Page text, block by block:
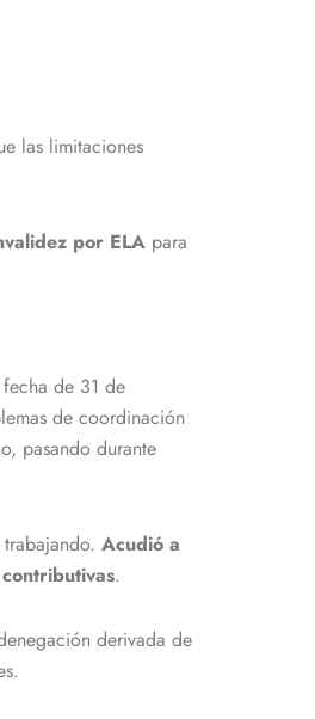
las limitaciones
por ELA para
de 31 de
de coordinación
pasando durante
Acudió a
.
derivada de